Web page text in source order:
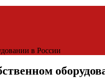
в России